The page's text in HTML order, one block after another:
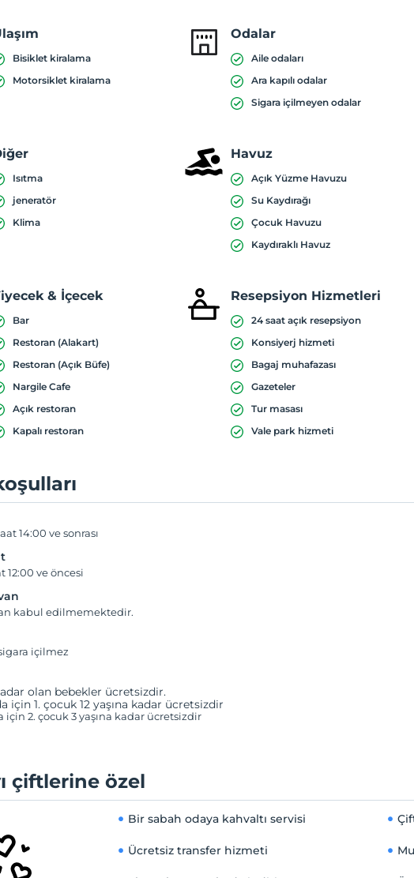
Bisiklet kiralama
Motorsiklet kiralama
Odalar
Aile odaları
Ara kapılı odalar
Sigara içilmeyen odalar
Isıtma
jeneratör
Klima
Havuz
Açık Yüzme Havuzu
Su Kaydırağı
Çocuk Havuzu
Kaydıraklı Havuz
& İçecek
Bar
Restoran (Alakart)
Restoran (Açık Büfe)
Nargile Cafe
Açık restoran
Kapalı restoran
Resepsiyon Hizmetleri
24 saat açık resepsiyon
Konsiyerj hizmeti
Bagaj muhafazası
Gazeteler
Tur masası
Vale park hizmeti
14:00 ve sonrası
12:00 ve öncesi
kabul edilmemektedir.
içilmez
olan bebekler ücretsizdir.
için 1. çocuk 12 yaşına kadar ücretsizdir
için 2. çocuk 3 yaşına kadar ücretsizdir
çiftlerine özel
Bir sabah odaya kahvaltı servisi
Ücretsiz transfer hizmeti